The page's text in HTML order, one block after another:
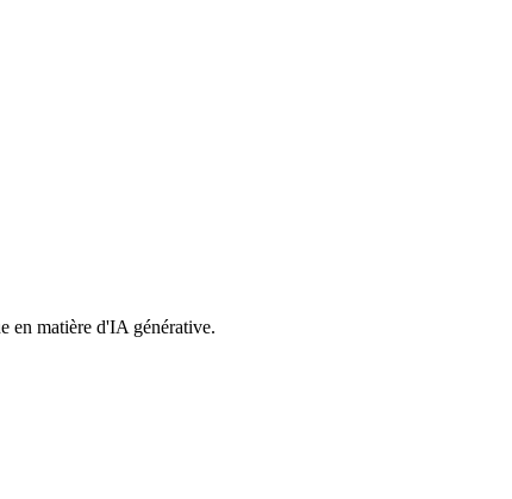
en matière d'IA générative.